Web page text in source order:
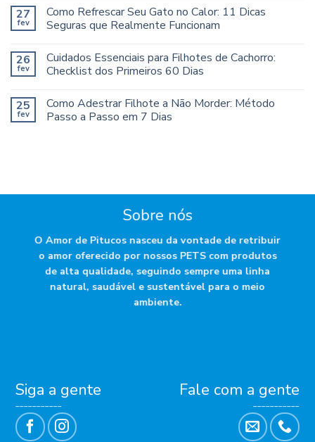
27
fev
Como Refrescar Seu Gato no Calor: 11 Dicas
Seguras que Realmente Funcionam
26
fev
Cuidados Essenciais para Filhotes de Cachorro:
Checklist dos Primeiros 60 Dias
25
fev
Como Adestrar Filhote a Não Morder: Método
Passo a Passo em 7 Dias
Sobre nós
O Amor de Pitucos nasceu da vontade de retribuir
o amor oferecido por nossos PETS com produtos
de alta qualidade, seguindo sempre uma linha
natural, saudável e sustentável para o meio
ambiente.
Fale com a gente
Siga a gente